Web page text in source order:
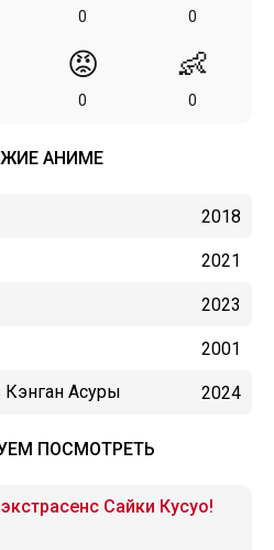
0 0
😡
0
👶
0
АНИМЕ
2018
2021
2023
2001
Кэнган Асуры 2024
ПОСМОТРЕТЬ
Сайки Кусуо!